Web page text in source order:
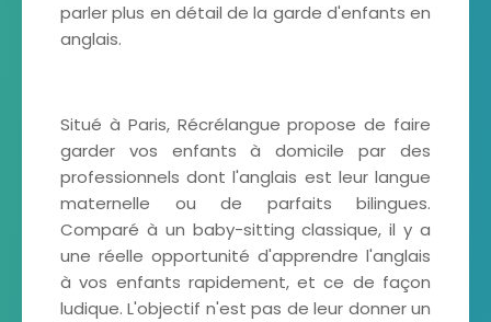
parler plus en détail de la garde d'enfants en
anglais.
Situé à Paris, Récrélangue propose de faire
garder vos enfants à domicile par des
professionnels dont l'anglais est leur langue
maternelle ou de parfaits bilingues.
Comparé à un baby-sitting classique, il y a
une réelle opportunité d'apprendre l'anglais
à vos enfants rapidement, et ce de façon
ludique. L'objectif n'est pas de leur donner un